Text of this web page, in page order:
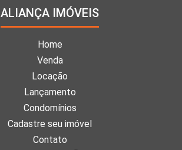
ALIANÇA IMÓVEIS
Home
Venda
Locação
Lançamento
Condomínios
Cadastre seu imóvel
Contato